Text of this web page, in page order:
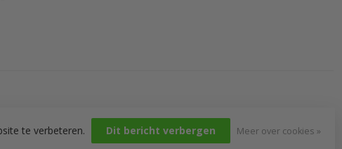
te verbeteren. Dit bericht verbergen Meer over cookies »